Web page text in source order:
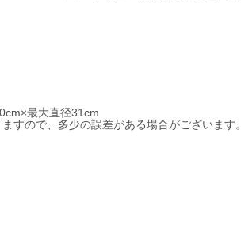
最大直径31cm
すので、多少の誤差がある場合がございます。